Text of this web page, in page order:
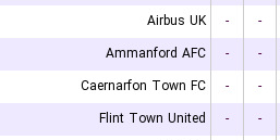
Airbus UK
- -
Ammanford AFC
- -
Caernarfon Town FC
- -
Flint Town United
- -